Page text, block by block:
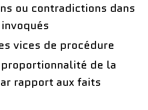
ou contradictions dans
vices de procédure
de la
rapport aux faits